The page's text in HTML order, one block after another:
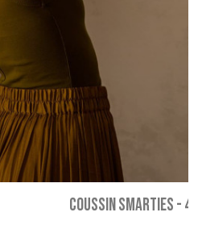
COUSSIN SMARTIES-